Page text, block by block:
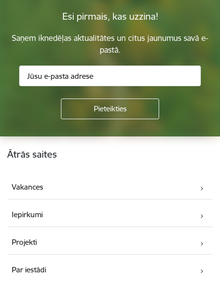
Esi pirmais, kas uzzina!
Saņem iknedēļas aktualitātes un citus jaunumus savā e-
pastā.
Kājene
Ātrās saites
Vakances
Iepirkumi
Projekti
Par iestādi